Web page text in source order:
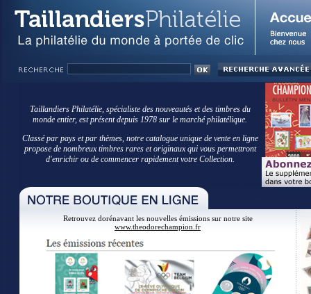
Taillandiers Philatélie, spécialiste des nouveautés et des timbres du
monde entier, est présent depuis 1978 sur le marché philatélique.
Classé par pays et par thèmes, notre catalogue unique de vente en ligne
propose de nombreux timbres rares et originaux qui vous permettront
d'enrichir ou de commencer rapidement votre Collection.
Retrouvez dorénavant les nouvelles émissions sur notre site
www.theodorechampion.fr